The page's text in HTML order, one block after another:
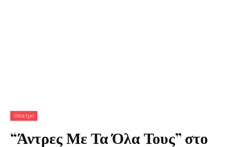
Θέατρο
“Άντρες Με Τα Όλα Τους” στο